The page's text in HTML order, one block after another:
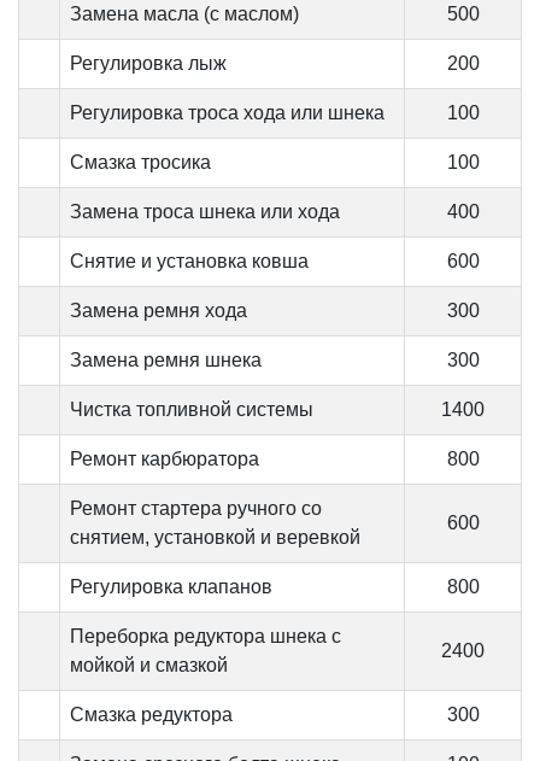
Замена масла (с маслом) 500
Регулировка лыж 200
Регулировка троса хода или шнека 100
Смазка тросика 100
Замена троса шнека или хода 400
Снятие и установка ковша 600
Замена ремня хода 300
Замена ремня шнека 300
Чистка топливной системы 1400
Ремонт карбюратора 800
Ремонт стартера ручного со
снятием, установкой и веревкой
600
Регулировка клапанов 800
Переборка редуктора шнека с
мойкой и смазкой
2400
Смазка редуктора 300